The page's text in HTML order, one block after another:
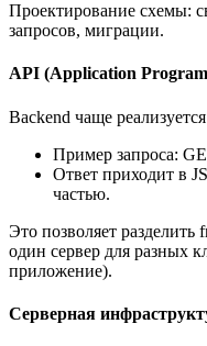
Проектирование схемы:
запросов, миграции.
API (Application
Backend чаще
Пример запроса:
Ответ приходит в
частью.
Это позволяет разделить
один сервер для разных
приложение).
Серверная